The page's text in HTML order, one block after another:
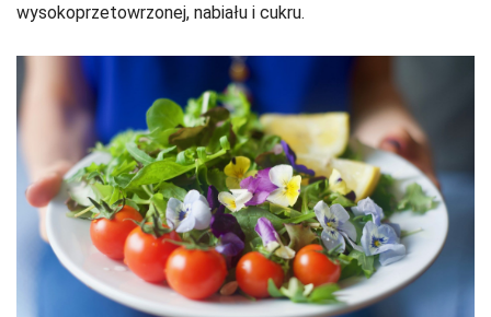
wysokoprzetowrzonej, nabiału i cukru.